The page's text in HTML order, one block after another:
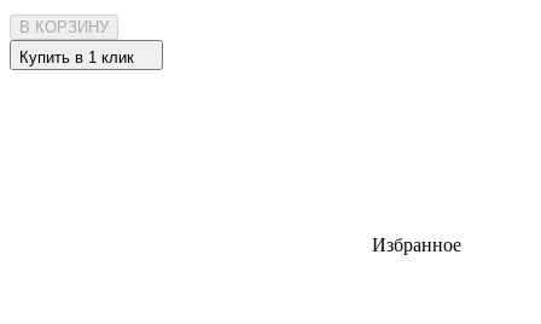
В КОРЗИНУ
Купить в 1 клик
Избранное